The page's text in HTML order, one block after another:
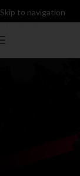
Skip to navigation
Skip to main content